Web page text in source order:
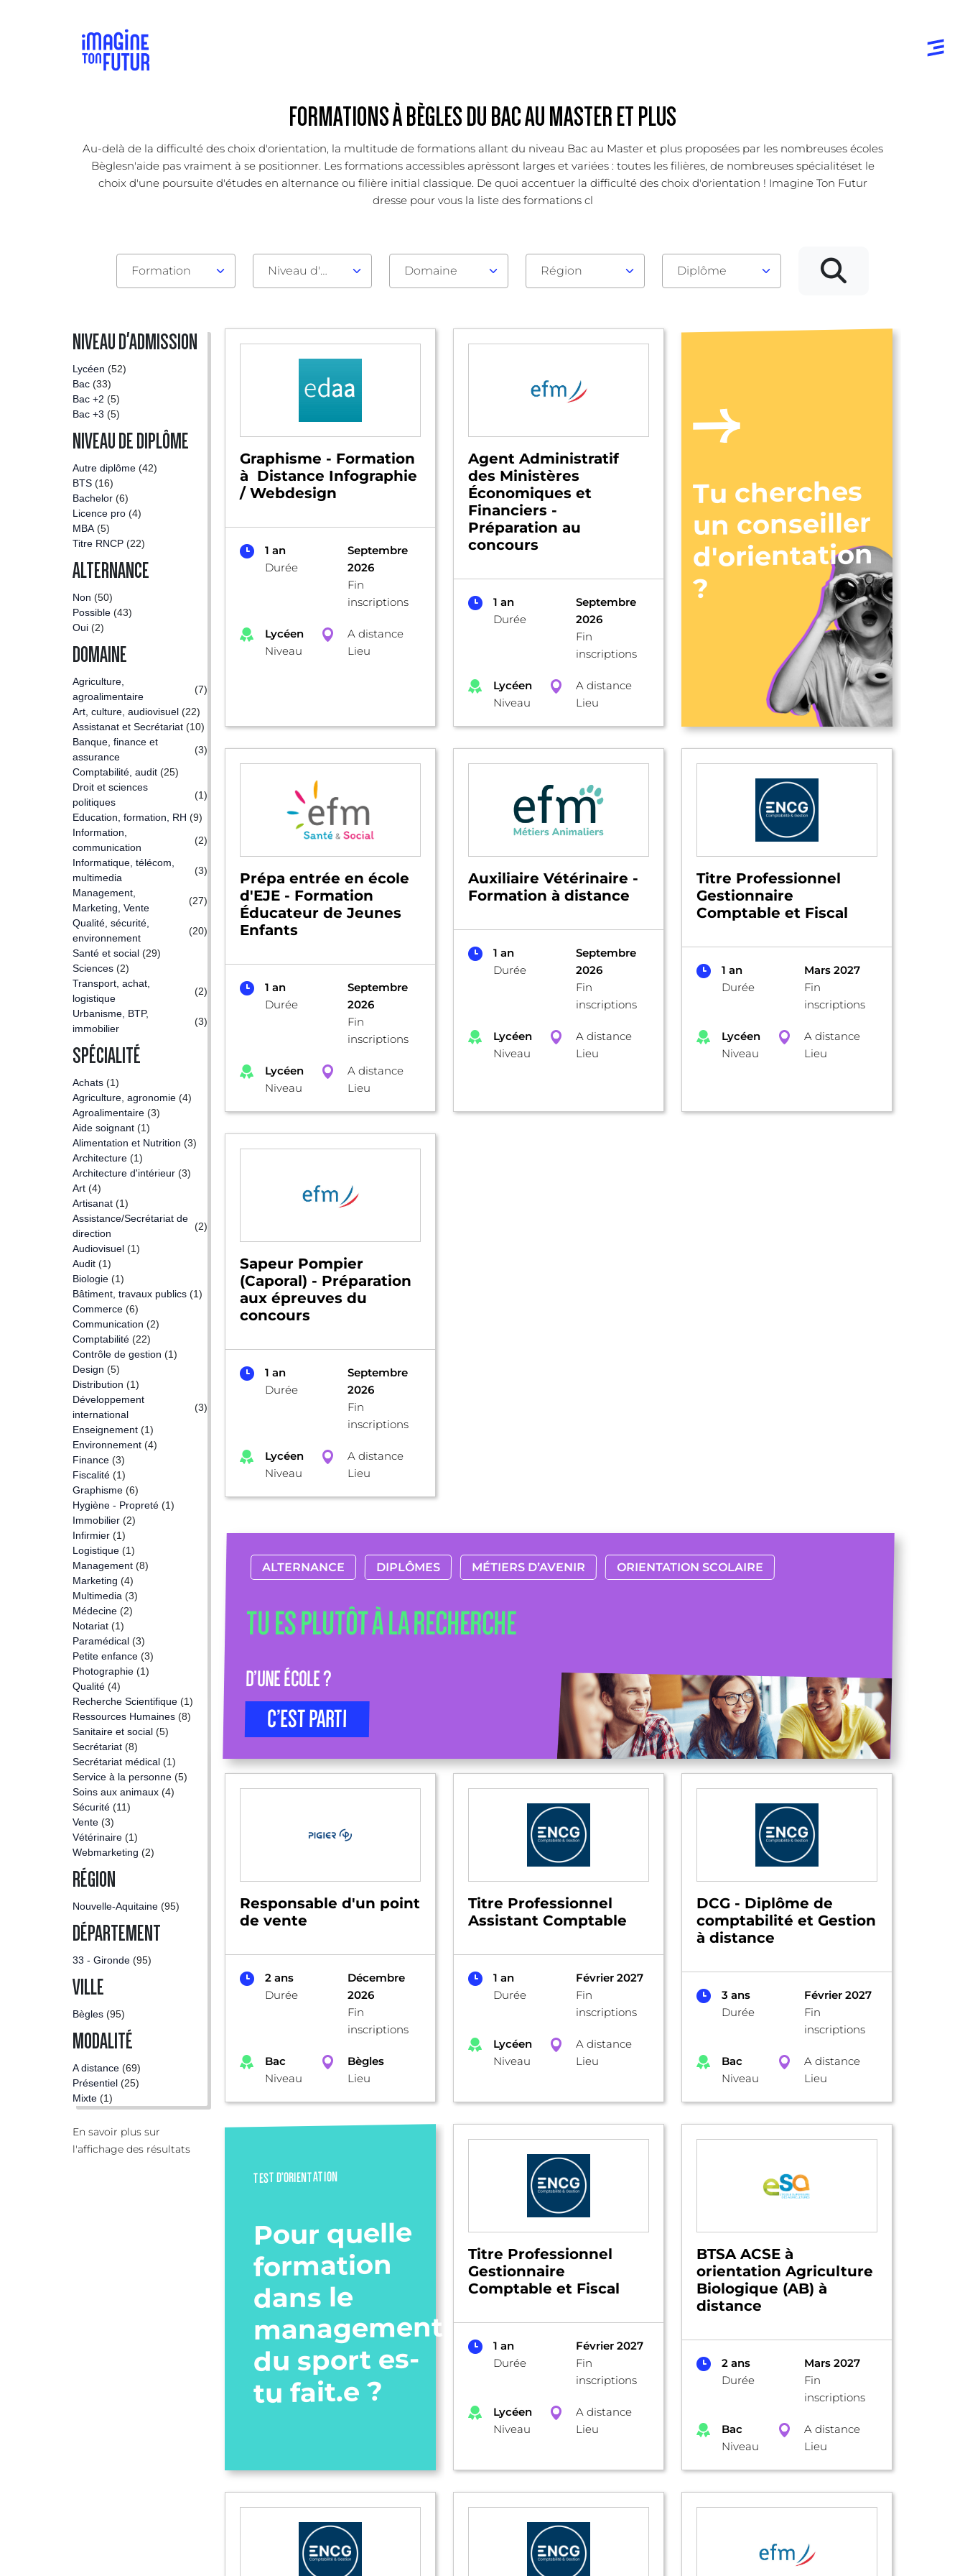
FORMATIONS À BÈGLES DU BAC AU MASTER ET PLUS
Au-delà de la difficulté des choix d'orientation, la multitude de formations allant du niveau Bac au Master et plus proposées par les nombreuses écoles
Bèglesn'aide pas vraiment à se positionner. Les formations accessibles aprèssont larges et variées : toutes les filières, de nombreuses spécialitéset le
choix d'une poursuite d'études en alternance ou filière initial classique. De quoi accentuer la difficulté des choix d'orientation ! Imagine Ton Futur
dresse pour vous la liste des formations cl
Formation Niveau d'admission Domaine Région Diplôme
NIVEAU D'ADMISSION
Lycéen (52)
Bac (33)
Bac +2 (5)
Bac +3 (5)
NIVEAU DE DIPLÔME
Autre diplôme (42)
BTS (16)
Bachelor (6)
Licence pro (4)
MBA (5)
Titre RNCP (22)
ALTERNANCE
Non (50)
Possible (43)
Oui (2)
DOMAINE
Agriculture,
agroalimentaire
(7)
Art, culture, audiovisuel (22)
Assistanat et Secrétariat (10)
Banque, finance et
assurance
(3)
Comptabilité, audit (25)
Droit et sciences
politiques
(1)
Education, formation, RH (9)
Information,
communication
(2)
Informatique, télécom,
multimedia
(3)
Management,
Marketing, Vente
(27)
Qualité, sécurité,
environnement
(20)
Santé et social (29)
Sciences (2)
Transport, achat,
logistique
(2)
Urbanisme, BTP,
immobilier
(3)
SPÉCIALITÉ
Achats (1)
Agriculture, agronomie (4)
Agroalimentaire (3)
Aide soignant (1)
Alimentation et Nutrition (3)
Architecture (1)
Architecture d'intérieur (3)
Art (4)
Artisanat (1)
Assistance/Secrétariat de
direction
(2)
Audiovisuel (1)
Audit (1)
Biologie (1)
Bâtiment, travaux publics (1)
Commerce (6)
Communication (2)
Comptabilité (22)
Contrôle de gestion (1)
Design (5)
Distribution (1)
Développement
international
(3)
Enseignement (1)
Environnement (4)
Finance (3)
Fiscalité (1)
Graphisme (6)
Hygiène - Propreté (1)
Immobilier (2)
Infirmier (1)
Logistique (1)
Management (8)
Marketing (4)
Multimedia (3)
Médecine (2)
Notariat (1)
Paramédical (3)
Petite enfance (3)
Photographie (1)
Qualité (4)
Recherche Scientifique (1)
Ressources Humaines (8)
Sanitaire et social (5)
Secrétariat (8)
Secrétariat médical (1)
Service à la personne (5)
Soins aux animaux (4)
Sécurité (11)
Vente (3)
Vétérinaire (1)
Webmarketing (2)
RÉGION
Nouvelle-Aquitaine (95)
DÉPARTEMENT
33 - Gironde (95)
VILLE
Bègles (95)
MODALITÉ
A distance (69)
Présentiel (25)
Mixte (1)
En savoir plus sur
l'affichage des résultats
Graphisme - Formation
à Distance Infographie
/ Webdesign
1 an
Durée
Septembre
2026
Fin
inscriptions
Lycéen
Niveau
A distance
Lieu
Agent Administratif
des Ministères
Économiques et
Financiers -
Préparation au
concours
1 an
Durée
Septembre
2026
Fin
inscriptions
Lycéen
Niveau
A distance
Lieu
Tu cherches
un conseiller
d'orientation
?
Prépa entrée en école
d'EJE - Formation
Éducateur de Jeunes
Enfants
1 an
Durée
Septembre
2026
Fin
inscriptions
Lycéen
Niveau
A distance
Lieu
Auxiliaire Vétérinaire -
Formation à distance
1 an
Durée
Septembre
2026
Fin
inscriptions
Lycéen
Niveau
A distance
Lieu
Titre Professionnel
Gestionnaire
Comptable et Fiscal
1 an
Durée
Mars 2027
Fin
inscriptions
Lycéen
Niveau
A distance
Lieu
Sapeur Pompier
(Caporal) - Préparation
aux épreuves du
concours
1 an
Durée
Septembre
2026
Fin
inscriptions
Lycéen
Niveau
A distance
Lieu
ALTERNANCE DIPLÔMES MÉTIERS D’AVENIR ORIENTATION SCOLAIRE
TU ES PLUTÔT À LA RECHERCHE
D’UNE ÉCOLE ?
C’EST PARTI
Responsable d'un point
de vente
2 ans
Durée
Décembre
2026
Fin
inscriptions
Bac
Niveau
Bègles
Lieu
Titre Professionnel
Assistant Comptable
1 an
Durée
Février 2027
Fin
inscriptions
Lycéen
Niveau
A distance
Lieu
DCG - Diplôme de
comptabilité et Gestion
à distance
3 ans
Durée
Février 2027
Fin
inscriptions
Bac
Niveau
A distance
Lieu
TEST D’ORIENTATION
Pour quelle
formation
dans le
management
du sport es-
tu fait.e ?
Titre Professionnel
Gestionnaire
Comptable et Fiscal
1 an
Durée
Février 2027
Fin
inscriptions
Lycéen
Niveau
A distance
Lieu
BTSA ACSE à
orientation Agriculture
Biologique (AB) à
distance
2 ans
Durée
Mars 2027
Fin
inscriptions
Bac
Niveau
A distance
Lieu